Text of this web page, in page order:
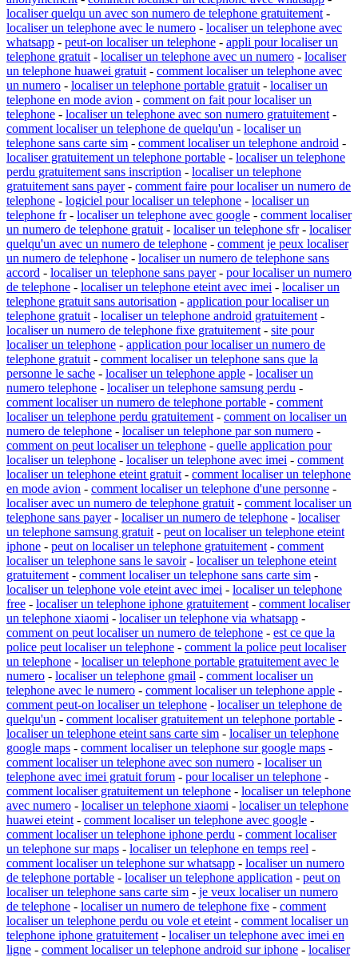
localiser quelqu un avec son numero de telephone gratuitement -
localiser un telephone avec le numero - localiser un telephone avec
whatsapp - peut-on localiser un telephone - appli pour localiser un
telephone gratuit - localiser un telephone avec un numero - localiser
un telephone huawei gratuit - comment localiser un telephone avec
un numero - localiser un telephone portable gratuit - localiser un
telephone en mode avion - comment on fait pour localiser un
telephone - localiser un telephone avec son numero gratuitement -
comment localiser un telephone de quelqu'un - localiser un
telephone sans carte sim - comment localiser un telephone android -
localiser gratuitement un telephone portable - localiser un telephone
perdu gratuitement sans inscription - localiser un telephone
gratuitement sans payer- comment faire pour localiser un numero de
telephone - logiciel pour localiser un telephone - localiser un
telephone fr- localiser un telephone avec google - comment localiser
un numero de telephone gratuit - localiser un telephone sfr- localiser
quelqu'un avec un numero de telephone - comment je peux localiser
un numero de telephone - localiser un numero de telephone sans
accord - localiser un telephone sans payer- pour localiser un numero
de telephone - localiser un telephone eteint avec imei - localiser un
telephone gratuit sans autorisation - application pour localiser un
telephone gratuit - localiser un telephone android gratuitement -
localiser un numero de telephone fixe gratuitement - site pour
localiser un telephone - application pour localiser un numero de
telephone gratuit - comment localiser un telephone sans que la
personne le sache - localiser un telephone apple - localiser un
numero telephone - localiser un telephone samsung perdu -
comment localiser un numero de telephone portable - comment
localiser un telephone perdu gratuitement - comment on localiser un
numero de telephone - localiser un telephone par son numero -
comment on peut localiser un telephone - quelle application pour
localiser un telephone - localiser un telephone avec imei - comment
localiser un telephone eteint gratuit - comment localiser un telephone
en mode avion - comment localiser un telephone d'une personne -
localiser avec un numero de telephone gratuit - comment localiser un
telephone sans payer- localiser un numero de telephone - localiser
un telephone samsung gratuit - peut on localiser un telephone eteint
iphone - peut on localiser un telephone gratuitement - comment
localiser un telephone sans le savoir- localiser un telephone eteint
gratuitement - comment localiser un telephone sans carte sim -
localiser un telephone vole eteint avec imei - localiser un telephone
free - localiser un telephone iphone gratuitement - comment localiser
un telephone xiaomi - localiser un telephone via whatsapp -
comment on peut localiser un numero de telephone - est ce que la
police peut localiser un telephone - comment la police peut localiser
un telephone - localiser un telephone portable gratuitement avec le
numero - localiser un telephone gmail - comment localiser un
telephone avec le numero - comment localiser un telephone apple -
comment peut-on localiser un telephone - localiser un telephone de
quelqu'un - comment localiser gratuitement un telephone portable -
localiser un telephone eteint sans carte sim - localiser un telephone
google maps - comment localiser un telephone sur google maps -
comment localiser un telephone avec son numero - localiser un
telephone avec imei gratuit forum - pour localiser un telephone -
comment localiser gratuitement un telephone - localiser un telephone
avec numero - localiser un telephone xiaomi - localiser un telephone
huawei eteint - comment localiser un telephone avec google -
comment localiser un telephone iphone perdu - comment localiser
un telephone sur maps - localiser un telephone en temps reel -
comment localiser un telephone sur whatsapp - localiser un numero
de telephone portable - localiser un telephone application - peut on
localiser un telephone sans carte sim - je veux localiser un numero
de telephone - localiser un numero de telephone fixe - comment
localiser un telephone perdu ou vole et eteint - comment localiser un
telephone iphone gratuitement - localiser un telephone avec imei en
ligne - comment localiser un telephone android sur iphone - localiser